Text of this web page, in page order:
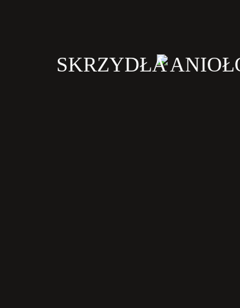
SKRZYDŁA